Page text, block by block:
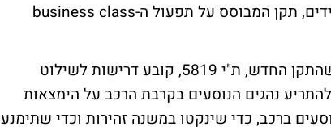
תקן חדש לשיפור הבטיחות ברכבי ההסעות לתלמידים, תקן המבוסס על תפעול ה-business class
מר ג'קי רווח, ראש ענף רכב במכון התקנים, מציין שהתקן החדש, ת"י 5819, קובע דרישות לשילוט
נהגים הנוסעים בקרבת הרכב על הימצאות
ברכב, כדי שינקטו במשנה זהירות וכדי שתימנע